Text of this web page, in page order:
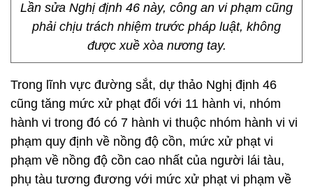
Lần sửa Nghị định 46 này, công an vi phạm cũng
phải chịu trách nhiệm trước pháp luật, không
được xuề xòa nương tay.
Trong lĩnh vực đường sắt, dự thảo Nghị định 46
cũng tăng mức xử phạt đối với 11 hành vi, nhóm
hành vi trong đó có 7 hành vi thuộc nhóm hành vi vi
phạm quy định về nồng độ cồn, mức xử phạt vi
phạm về nồng độ cồn cao nhất của người lái tàu,
phụ tàu tương đương với mức xử phạt vi phạm về